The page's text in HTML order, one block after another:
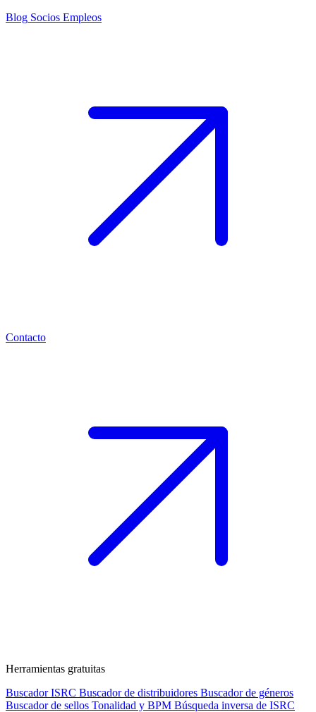
Blog Socios Empleos
Contacto
Herramientas gratuitas
Buscador ISRC Buscador de distribuidores Buscador de géneros
Buscador de sellos Tonalidad y BPM Búsqueda inversa de ISRC